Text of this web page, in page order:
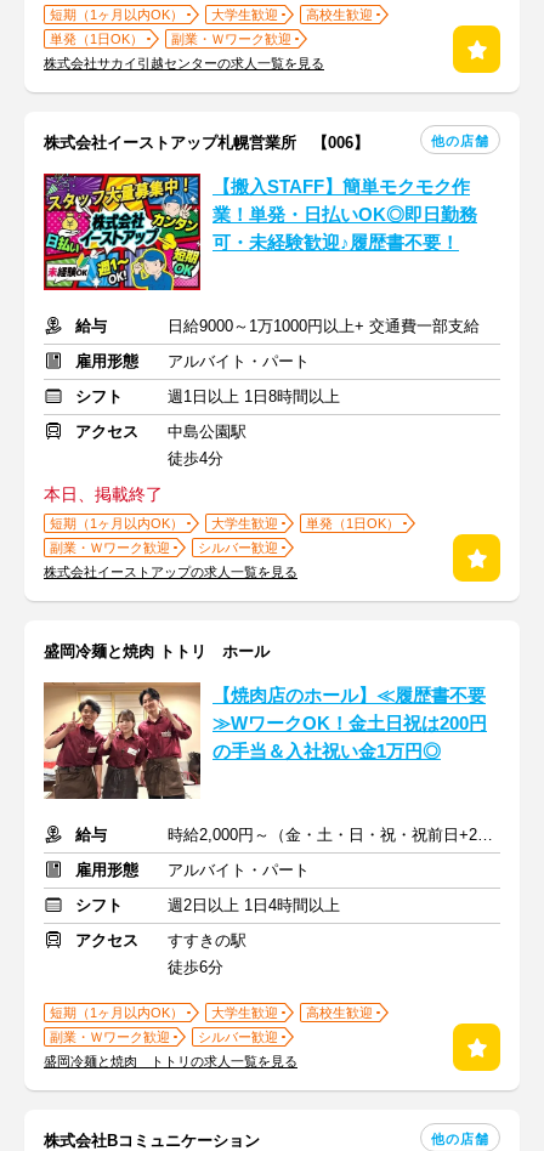
短期（1ヶ月以内OK） 大学生歓迎
高校生歓迎
単発（1日OK）
副業・Ｗワーク歓迎
株式会社サカイ引越センターの求人一覧を見る
株式会社イーストアップ札幌営業所 【006】 他の店舗
【搬入STAFF】簡単モクモク作
業！単発・日払いOK◎即日勤務
可・未経験歓迎♪履歴書不要！
給与
日給9000～1万1000円以上+ 交通費一部支給
雇用形態
アルバイト・パート
シフト
週1日以上 1日8時間以上
アクセス
中島公園駅
徒歩4分
本日、掲載終了
短期（1ヶ月以内OK） 大学生歓迎
単発（1日OK）
副業・Ｗワーク歓迎
シルバー歓迎
株式会社イーストアップの求人一覧を見る
盛岡冷麺と焼肉 トトリ ホール
【焼肉店のホール】≪履歴書不要
≫WワークOK！金土日祝は200円
の手当＆入社祝い金1万円◎
給与
時給2,000円～（金・土・日・祝・祝前日+200円手当)+交通費
雇用形態
アルバイト・パート
シフト
週2日以上 1日4時間以上
アクセス
すすきの駅
徒歩6分
短期（1ヶ月以内OK） 大学生歓迎
高校生歓迎
副業・Ｗワーク歓迎
シルバー歓迎
盛岡冷麺と焼肉 トトリの求人一覧を見る
株式会社Bコミュニケーション 他の店舗